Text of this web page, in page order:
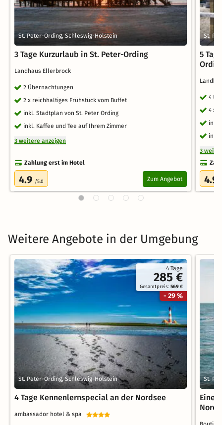
St. Peter-Ording, Schleswig-Holstein
3 Tage Kurzurlaub in St. Peter-Ording
Landhaus Ellerbrock
2 Übernachtungen
2 x reichhaltiges Frühstück vom Buffet
inkl. Stadtplan von St. Peter Ording
inkl. Kaffee und Tee auf Ihrem Zimmer
3 weitere anzeigen
Zahlung erst im Hotel
4.9 /5.0 Zum Angebot
St.
5
4
4 x
inkl.
inkl.
3
4.9
Weitere Angebote in der Umgebung
4 Tage
285 €
Gesamtpreis:569 €
- 29 %
St. Peter-Ording, Schleswig-Holstein
4 Tage Kennenlernspecial an der Nordsee
ambassador hotel & spa
St.
Eine